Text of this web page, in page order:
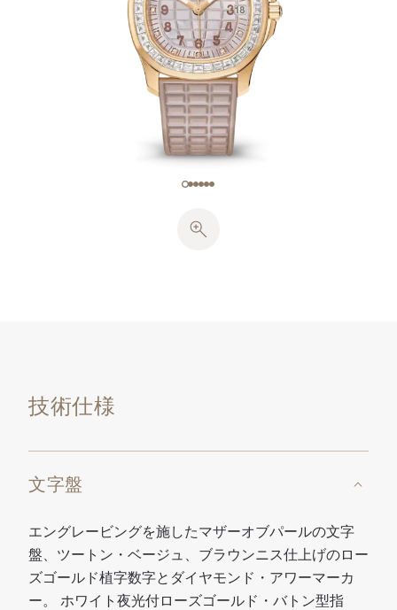
技術仕様
文字盤
エングレービングを施したマザーオブパールの文字
盤、ツートン・ベージュ、ブラウンニス仕上げのロー
ズゴールド植字数字とダイヤモンド・アワーマーカ
ー。 ホワイト夜光付ローズゴールド・バトン型指